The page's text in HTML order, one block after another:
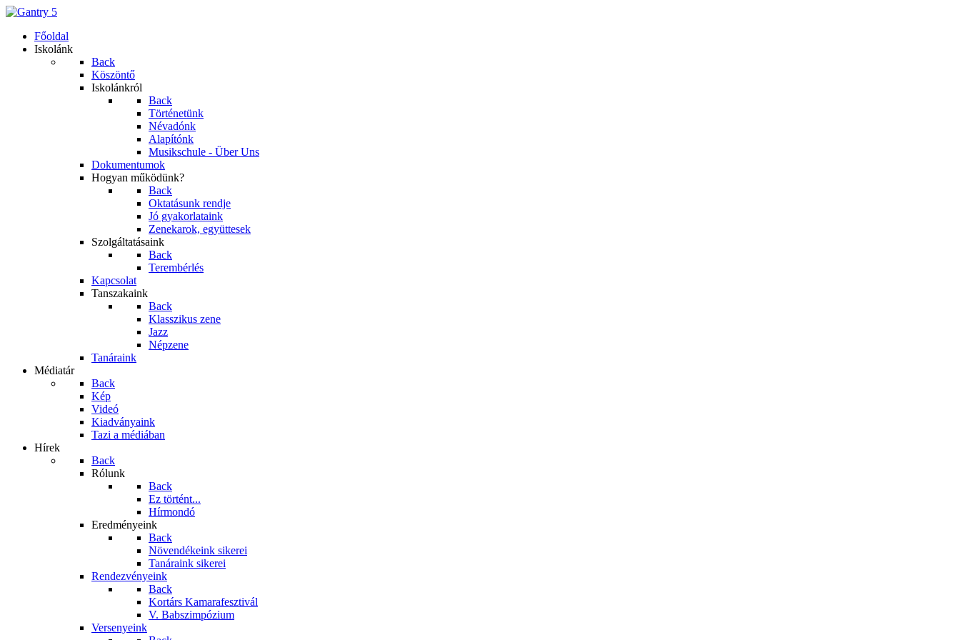
Főoldal
Iskolánk
Back
Köszöntő
Iskolánkról
Back
Történetünk
Névadónk
Alapítónk
Musikschule - Über Uns
Dokumentumok
Hogyan működünk?
Back
Oktatásunk rendje
Jó gyakorlataink
Zenekarok, együttesek
Szolgáltatásaink
Back
Terembérlés
Kapcsolat
Tanszakaink
Back
Klasszikus zene
Jazz
Népzene
Tanáraink
Médiatár
Back
Kép
Videó
Kiadványaink
Tazi a médiában
Hírek
Back
Rólunk
Back
Ez történt...
Hírmondó
Eredményeink
Back
Növendékeink sikerei
Tanáraink sikerei
Rendezvényeink
Back
Kortárs Kamarafesztivál
V. Babszimpózium
Versenyeink